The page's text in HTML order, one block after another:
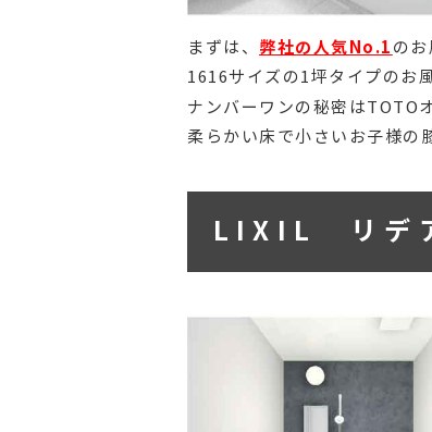
まずは、 弊社の人気No.1 の
1616サイズの1坪タイプの
ナンバーワンの秘密はTOTO
柔らかい床で小さいお子様
LIXIL リデ